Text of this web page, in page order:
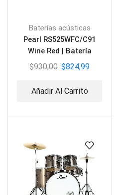
Baterías acústicas
Pearl RS525WFC/C91
Wine Red | Batería
Acústica
$930,00 $824,99
Añadir Al Carrito